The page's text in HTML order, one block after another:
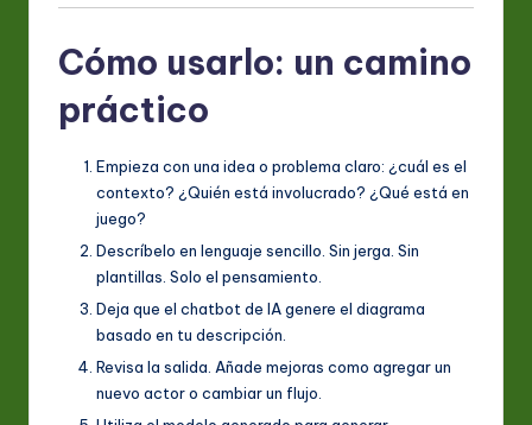
Cómo usarlo: un camino
práctico
Empieza con una idea o problema claro: ¿cuál es el
contexto? ¿Quién está involucrado? ¿Qué está en
juego?
Descríbelo en lenguaje sencillo. Sin jerga. Sin
plantillas. Solo el pensamiento.
Deja que el chatbot de IA genere el diagrama
basado en tu descripción.
Revisa la salida. Añade mejoras como agregar un
nuevo actor o cambiar un flujo.